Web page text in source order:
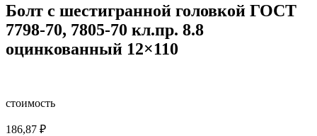
Болт с шестигранной головкой ГОСТ
7798-70, 7805-70 кл.пр. 8.8
оцинкованный 12×110
стоимость
186,87 ₽